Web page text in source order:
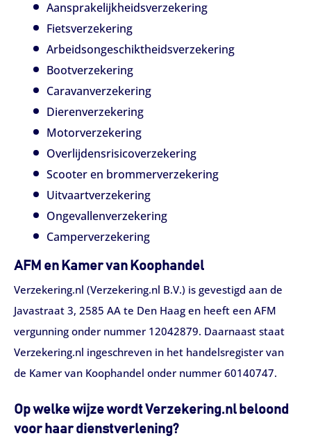
Aansprakelijkheidsverzekering
Fietsverzekering
Arbeidsongeschiktheidsverzekering
Bootverzekering
Caravanverzekering
Dierenverzekering
Motorverzekering
Overlijdensrisicoverzekering
Scooter en brommerverzekering
Uitvaartverzekering
Ongevallenverzekering
Camperverzekering
AFM en Kamer van Koophandel
Verzekering.nl (Verzekering.nl B.V.) is gevestigd aan de
Javastraat 3, 2585 AA te Den Haag en heeft een AFM
vergunning onder nummer 12042879. Daarnaast staat
Verzekering.nl ingeschreven in het handelsregister van
de Kamer van Koophandel onder nummer 60140747.
Op welke wijze wordt Verzekering.nl beloond
voor haar dienstverlening?